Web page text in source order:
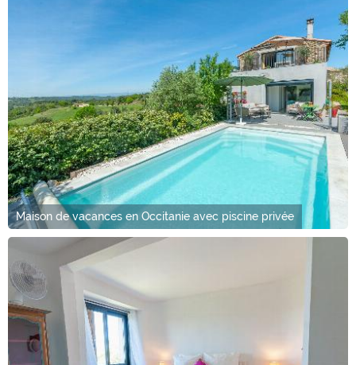
Maison de vacances en Occitanie avec piscine privée